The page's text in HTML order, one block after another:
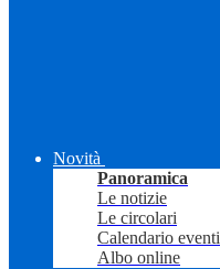
Novità
Panoramica
Le notizie
Le circolari
Calendario eventi
Albo online